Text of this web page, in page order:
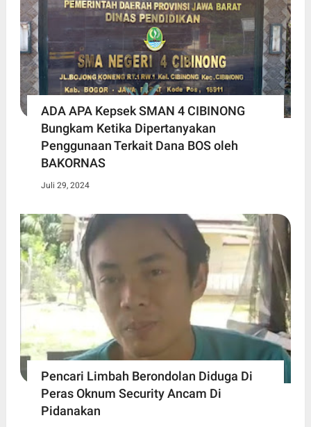
ADA APA Kepsek SMAN 4 CIBINONG
Bungkam Ketika Dipertanyakan
Penggunaan Terkait Dana BOS oleh
BAKORNAS
Juli 29, 2024
Pencari Limbah Berondolan Diduga Di
Peras Oknum Security Ancam Di
Pidanakan